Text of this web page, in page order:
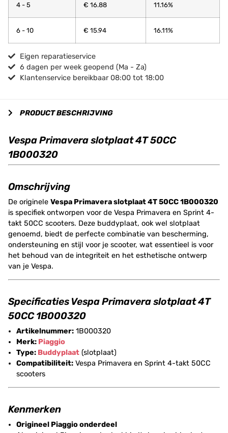
4 - 5 € 16.88 11.16%
6 - 10 € 15.94 16.11%
Eigen reparatieservice
6 dagen per week geopend (Ma - Za)
Klantenservice bereikbaar 08:00 tot 18:00
PRODUCT BESCHRIJVING
Vespa Primavera slotplaat 4T 50CC
1B000320
Omschrijving
De originele Vespa Primavera slotplaat 4T 50CC 1B000320
is specifiek ontworpen voor de Vespa Primavera en Sprint 4-
takt 50CC scooters. Deze buddyplaat, ook wel slotplaat
genoemd, biedt de perfecte combinatie van bescherming,
ondersteuning en stijl voor je scooter, wat essentieel is voor
het behoud van de integriteit en het esthetische ontwerp
van je Vespa.
Specificaties Vespa Primavera slotplaat 4T
50CC 1B000320
Artikelnummer: 1B000320
Merk: Piaggio
Type: Buddyplaat (slotplaat)
Compatibiliteit: Vespa Primavera en Sprint 4-takt 50CC
scooters
Kenmerken
Origineel Piaggio onderdeel